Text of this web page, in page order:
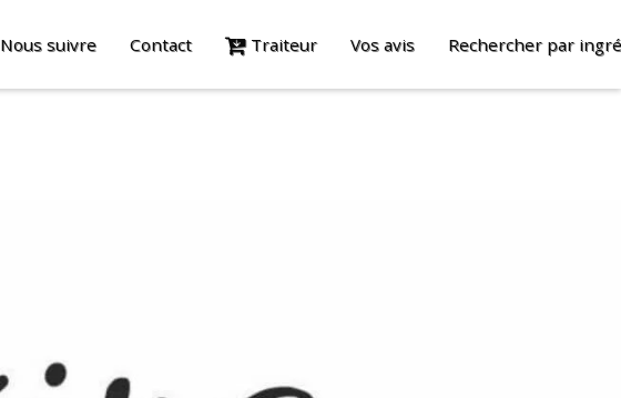
Nous suivre Contact Traiteur Vos avis Rechercher par